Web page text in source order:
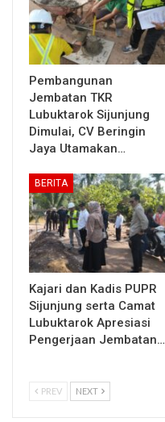
Pembangunan
Jembatan TKR
Lubuktarok Sijunjung
Dimulai, CV Beringin
Jaya Utamakan…
BERITA
Kajari dan Kadis PUPR
Sijunjung serta Camat
Lubuktarok Apresiasi
Pengerjaan Jembatan…
PREV NEXT